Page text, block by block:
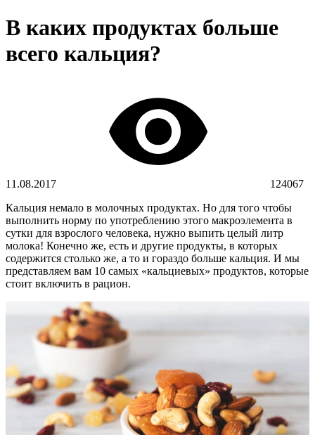
В каких продуктах больше
всего кальция?
11.08.2017
124067
Кальция немало в молочных продуктах. Но для того чтобы
выполнить норму по употреблению этого макроэлемента в
сутки для взрослого человека, нужно выпить целый литр
молока! Конечно же, есть и другие продукты, в которых
содержится столько же, а то и гораздо больше кальция. И мы
представляем вам 10 самых «кальциевых» продуктов, которые
стоит включить в рацион.